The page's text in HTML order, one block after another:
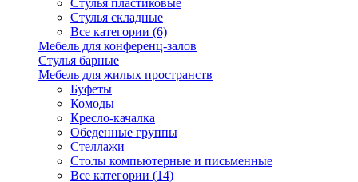
Стулья пластиковые
Стулья складные
Все категории (6)
Мебель для конференц-залов
Стулья барные
Мебель для жилых пространств
Буфеты
Комоды
Кресло-качалка
Обеденные группы
Стеллажи
Столы компьютерные и письменные
Все категории (14)